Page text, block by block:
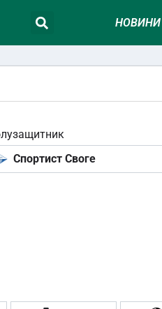
НОВИНИ
Спортист Своге